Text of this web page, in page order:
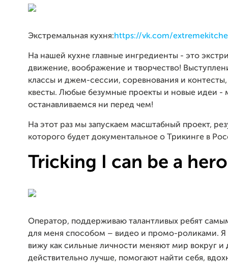
Экстремальная кухня:https://vk.com/
На нашей кухне главные ингредиенты - это
движение, воображение и творчество!
классы и джем-сессии, соревнования и
квесты. Любые безумные проекты и новые идеи -
останавливаемся ни перед чем!
На этот раз мы запускаем масштабный проект,
которого будет документальное о Трикинге в
Tricking I can be a hero
Оператор, поддерживаю талантливых ребят
для меня способом – видео и промо-роликами. Я
вижу как сильные личности меняют мир вокруг и
действительно лучше, помогают найти себя,